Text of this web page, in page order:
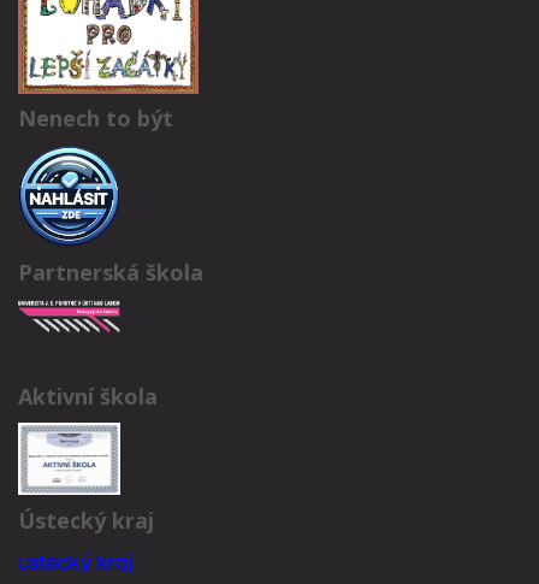
Nenech to být
Partnerská škola
Aktivní škola
Ústecký kraj